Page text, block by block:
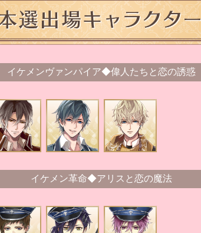
イケメンヴァンパイア◆偉人たちと恋の誘惑
イケメン革命◆アリスと恋の魔法